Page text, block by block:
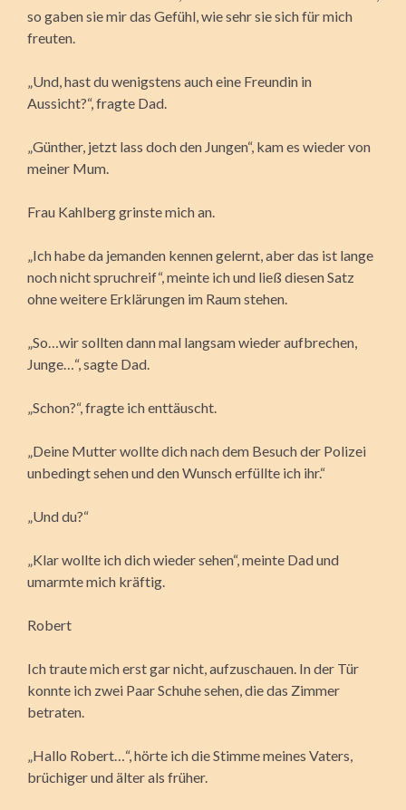
so gaben sie mir das Gefühl, wie sehr sie sich für mich
freuten.
„Und, hast du wenigstens auch eine Freundin in
Aussicht?“, fragte Dad.
„Günther, jetzt lass doch den Jungen“, kam es wieder von
meiner Mum.
Frau Kahlberg grinste mich an.
„Ich habe da jemanden kennen gelernt, aber das ist lange
noch nicht spruchreif“, meinte ich und ließ diesen Satz
ohne weitere Erklärungen im Raum stehen.
„So…wir sollten dann mal langsam wieder aufbrechen,
Junge…“, sagte Dad.
„Schon?“, fragte ich enttäuscht.
„Deine Mutter wollte dich nach dem Besuch der Polizei
unbedingt sehen und den Wunsch erfüllte ich ihr.“
„Und du?“
„Klar wollte ich dich wieder sehen“, meinte Dad und
umarmte mich kräftig.
Robert
Ich traute mich erst gar nicht, aufzuschauen. In der Tür
konnte ich zwei Paar Schuhe sehen, die das Zimmer
betraten.
„Hallo Robert…“, hörte ich die Stimme meines Vaters,
brüchiger und älter als früher.